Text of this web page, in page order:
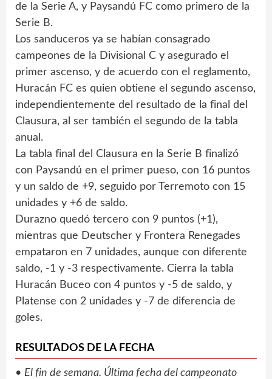
de la Serie A, y Paysandú FC como primero de la
Serie B.
Los sanduceros ya se habían consagrado
campeones de la Divisional C y asegurado el
primer ascenso, y de acuerdo con el reglamento,
Huracán FC es quien obtiene el segundo ascenso,
independientemente del resultado de la final del
Clausura, al ser también el segundo de la tabla
anual.
La tabla final del Clausura en la Serie B finalizó
con Paysandú en el primer pueso, con 16 puntos
y un saldo de +9, seguido por Terremoto con 15
unidades y +6 de saldo.
Durazno quedó tercero con 9 puntos (+1),
mientras que Deutscher y Frontera Renegades
empataron en 7 unidades, aunque con diferente
saldo, -1 y -3 respectivamente. Cierra la tabla
Huracán Buceo con 4 puntos y -5 de saldo, y
Platense con 2 unidades y -7 de diferencia de
goles.
RESULTADOS DE LA FECHA
• El fin de semana. Última fecha del campeonato